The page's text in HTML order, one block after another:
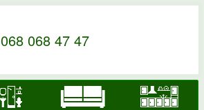
068 068 47 47